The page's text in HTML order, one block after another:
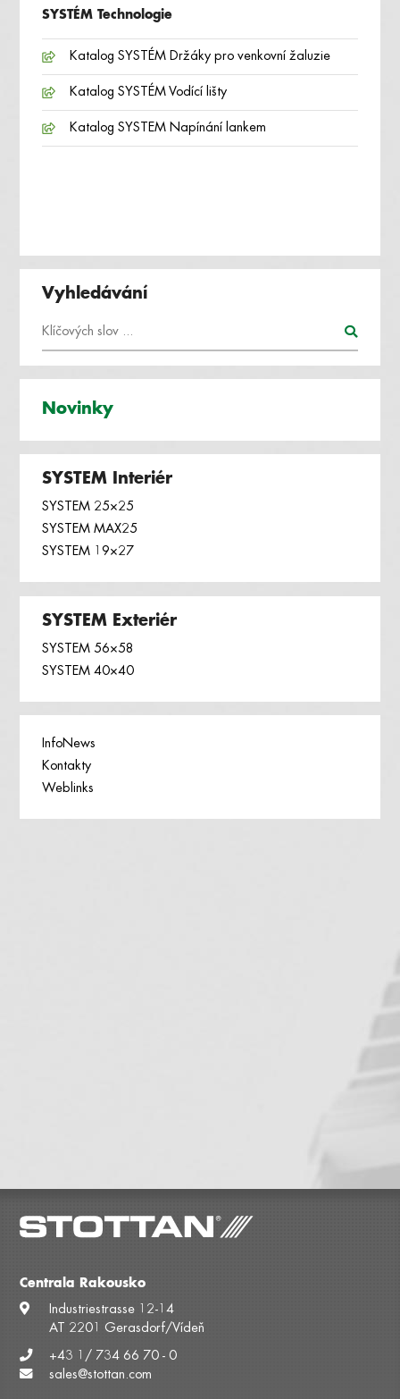
Vyhledávání
Novinky
SYSTEM Interiér
SYSTEM 25×25
SYSTEM MAX25
SYSTEM 19×27
SYSTEM Exteriér
SYSTEM 56×58
SYSTEM 40×40
InfoNews
Kontakty
Weblinks
SYSTÉM Technologie
Katalog SYSTÉM Držáky pro venkovní žaluzie
Katalog SYSTÉM Vodící lišty
Katalog SYSTEM Napínání lankem
Centrala Rakousko
Industriestrasse 12-14
AT 2201 Gerasdorf/Vídeň
+43 1/ 734 66 70 - 0
sales@stottan.com